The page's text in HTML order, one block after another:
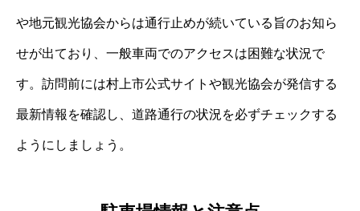
や地元観光協会からは通行止めが続いている旨のお知ら
せが出ており、一般車両でのアクセスは困難な状況で
す。訪問前には村上市公式サイトや観光協会が発信する
最新情報を確認し、道路通行の状況を必ずチェックする
ようにしましょう。